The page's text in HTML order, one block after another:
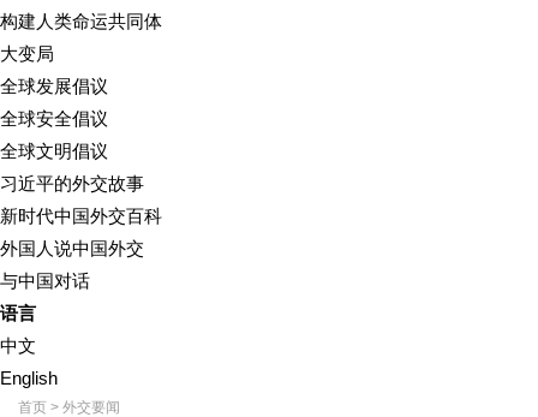
构建人类命运共同体
大变局
全球发展倡议
全球安全倡议
全球文明倡议
习近平的外交故事
新时代中国外交百科
外国人说中国外交
与中国对话
语言
中文
English
首页 > 外交要闻